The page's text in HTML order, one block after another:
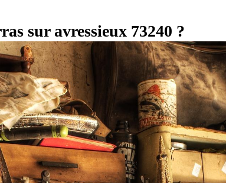
sur avressieux 73240 ?